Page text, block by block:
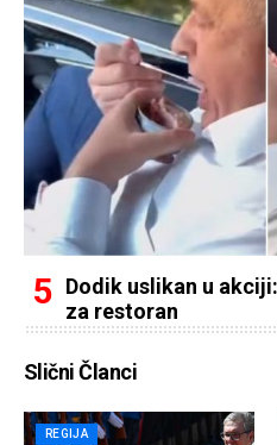
Dodik uslikan u
za restoran
Slični Članci
REGIJA